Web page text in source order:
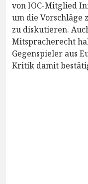
von IOC-Mitglied
um die Vorschläge
zu diskutieren.
Mitspracherecht
Gegenspieler aus
Kritik damit